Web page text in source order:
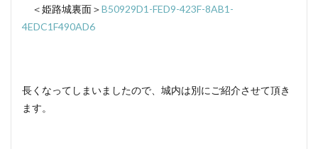
＜姫路城裏面＞B50929D1-FED9-423F-8AB1-
4EDC1F490AD6
長くなってしまいましたので、城内は別にご紹介させて頂き
ます。